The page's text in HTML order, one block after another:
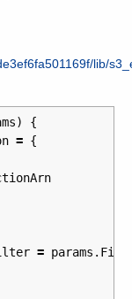
lib/
)
{
= {
= params .